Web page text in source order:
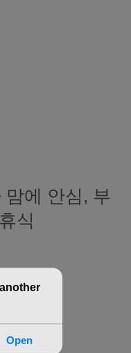
에 안심, 부
식